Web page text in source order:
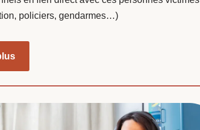
policiers, gendarmes…)